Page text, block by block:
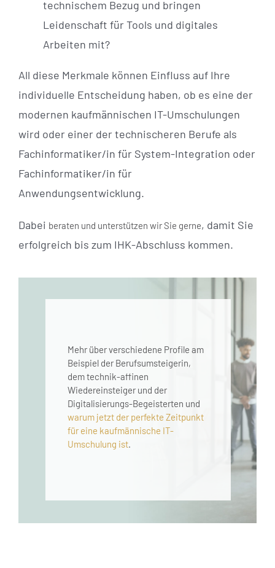
technischem Bezug und bringen
Leidenschaft für Tools und digitales
Arbeiten mit?
All diese Merkmale können Einfluss auf Ihre
individuelle Entscheidung haben, ob es eine der
modernen kaufmännischen IT-Umschulungen
wird oder einer der technischeren Berufe als
Fachinformatiker/in für System-Integration oder
Fachinformatiker/in für
Anwendungsentwicklung.
Dabei beraten und unterstützen wir Sie gerne, damit Sie
erfolgreich bis zum IHK-Abschluss kommen.
Mehr über verschiedene Profile am
Beispiel der Berufsumsteigerin,
dem technik-affinen
Wiedereinsteiger und der
Digitalisierungs-Begeisterten und
warum jetzt der perfekte Zeitpunkt
für eine kaufmännische IT-
Umschulung ist.